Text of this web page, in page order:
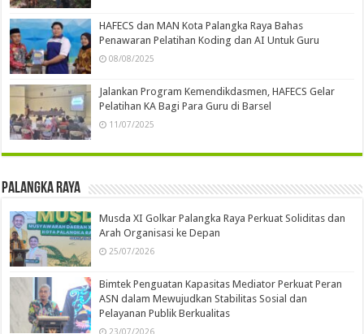
HAFECS dan MAN Kota Palangka Raya Bahas
Penawaran Pelatihan Koding dan AI Untuk Guru
08/08/2025
Jalankan Program Kemendikdasmen, HAFECS Gelar
Pelatihan KA Bagi Para Guru di Barsel
11/07/2025
Palangka Raya
Musda XI Golkar Palangka Raya Perkuat Soliditas dan
Arah Organisasi ke Depan
25/07/2026
Bimtek Penguatan Kapasitas Mediator Perkuat Peran
ASN dalam Mewujudkan Stabilitas Sosial dan
Pelayanan Publik Berkualitas
23/07/2026